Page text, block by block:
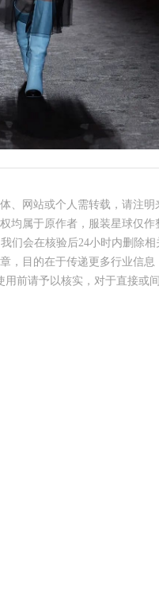
、网站或个人需转载，请注明
均属于原作者，服装星球仅
们会在核验后24小时内删除
，目的在于传递更多行业信
用前请予以核实，对于直接